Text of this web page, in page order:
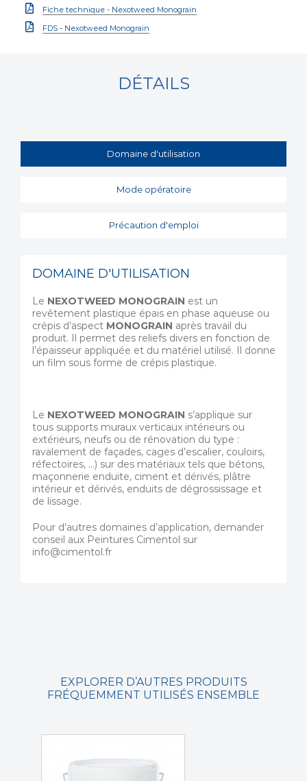
Fiche technique - Nexotweed Monograin
FDS - Nexotweed Monograin
DÉTAILS
Domaine d'utilisation
Mode opératoire
Précaution d'emploi
DOMAINE D'UTILISATION
Le NEXOTWEED MONOGRAIN est un
revêtement plastique épais en phase aqueuse ou
crépis d’aspect MONOGRAIN après travail du
produit. Il permet des reliefs divers en fonction de
l’épaisseur appliquée et du matériel utilisé. Il donne
un film sous forme de crépis plastique.
Le NEXOTWEED MONOGRAIN s’applique sur
tous supports muraux verticaux intérieurs ou
extérieurs, neufs ou de rénovation du type :
ravalement de façades, cages d’escalier, couloirs,
réfectoires, …) sur des matériaux tels que bétons,
maçonnerie enduite, ciment et dérivés, plâtre
intérieur et dérivés, enduits de dégrossissage et
de lissage.
Pour d’autres domaines d’application, demander
conseil aux Peintures Cimentol sur
info@cimentol.fr
EXPLORER D’AUTRES PRODUITS
FRÉQUEMMENT UTILISÉS ENSEMBLE